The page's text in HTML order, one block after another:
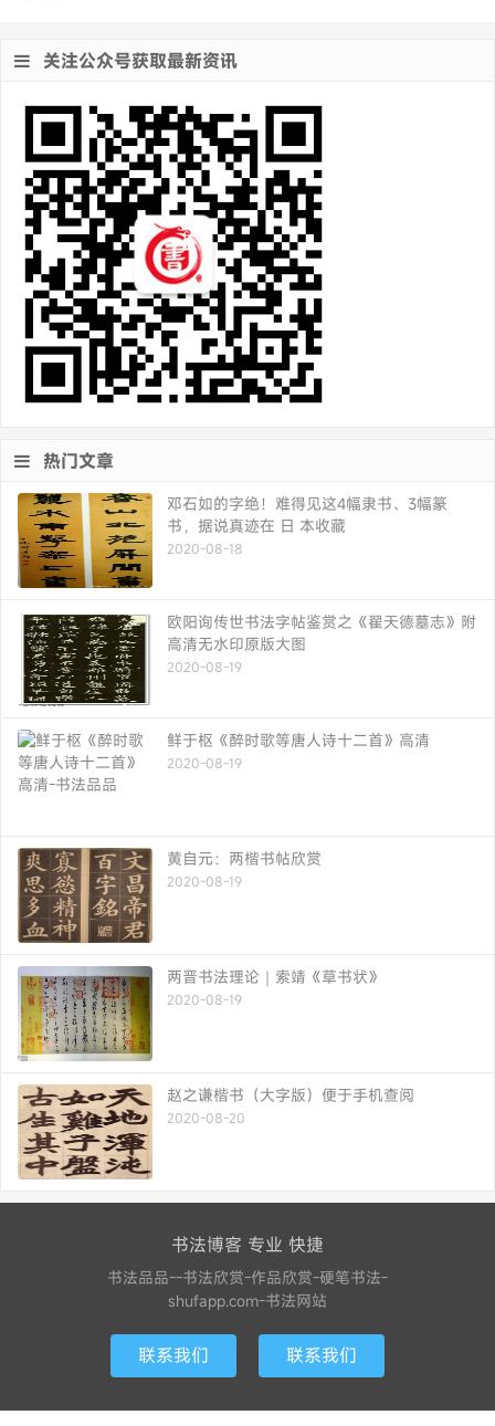
关注公众号获取最新资讯
热门文章
邓石如的字绝！难得见这4幅隶书、3幅篆
书，据说真迹在 日 本收藏
2020-08-18
欧阳询传世书法字帖鉴赏之《翟天德墓志》附
高清无水印原版大图
2020-08-19
鲜于枢《醉时歌等唐人诗十二首》高清
2020-08-19
黄自元：两楷书帖欣赏
2020-08-19
两晋书法理论｜索靖《草书状》
2020-08-19
赵之谦楷书（大字版）便于手机查阅
2020-08-20
书法博客 专业 快捷
书法品品--书法欣赏-作品欣赏-硬笔书法-
shufapp.com-书法网站
联系我们 联系我们